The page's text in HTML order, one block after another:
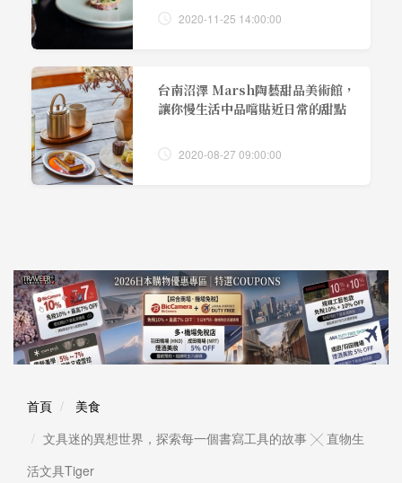
2020-11-25 14:00:00
台南沼澤 Marsh陶藝甜品美術館，
讓你慢生活中品嚐貼近日常的甜點
2020-08-27 09:00:00
首頁
美食
文具迷的異想世界，探索每一個書寫工具的故事 ╳ 直物生
活文具Tiger